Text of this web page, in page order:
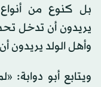
بل كنوع من
يريدون أن تدخل
وأهل الولد يريدون
ويتابع أبو دوابة: